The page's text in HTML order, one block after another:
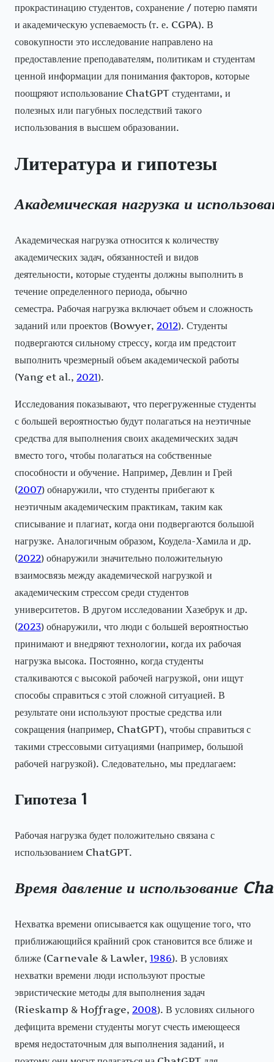
прокрастинацию студентов, сохранение / потерю памяти
и академическую успеваемость (т. е. CGPA). В
совокупности это исследование направлено на
предоставление преподавателям, политикам и студентам
ценной информации для понимания факторов, которые
поощряют использование ChatGPT студентами, и
полезных или пагубных последствий такого
использования в высшем образовании.
Литература и гипотезы
Академическая нагрузка и
Академическая нагрузка относится к количеству
академических задач, обязанностей и видов
деятельности, которые студенты должны выполнить в
течение определенного периода, обычно
семестра. Рабочая нагрузка включает объем и сложность
заданий или проектов (Bowyer, 2012). Студенты
подвергаются сильному стрессу, когда им предстоит
выполнить чрезмерный объем академической работы
(Yang et al., 2021).
Исследования показывают, что перегруженные студенты
с большей вероятностью будут полагаться на неэтичные
средства для выполнения своих академических задач
вместо того, чтобы полагаться на собственные
способности и обучение. Например, Девлин и Грей
(2007) обнаружили, что студенты прибегают к
неэтичным академическим практикам, таким как
списывание и плагиат, когда они подвергаются большой
нагрузке. Аналогичным образом, Коудела-Хамила и др.
(2022) обнаружили значительно положительную
взаимосвязь между академической нагрузкой и
академическим стрессом среди студентов
университетов. В другом исследовании Хазебрук и др.
(2023) обнаружили, что люди с большей вероятностью
принимают и внедряют технологии, когда их рабочая
нагрузка высока. Постоянно, когда студенты
сталкиваются с высокой рабочей нагрузкой, они ищут
способы справиться с этой сложной ситуацией. В
результате они используют простые средства или
сокращения (например, ChatGPT), чтобы справиться с
такими стрессовыми ситуациями (например, большой
рабочей нагрузкой). Следовательно, мы предлагаем:
Гипотеза 1
Рабочая нагрузка будет положительно связана с
использованием ChatGPT.
Время давление и использование
Нехватка времени описывается как ощущение того, что
приближающийся крайний срок становится все ближе и
ближе (Carnevale & Lawler, 1986). В условиях
нехватки времени люди используют простые
эвристические методы для выполнения задач
(Rieskamp & Hoffrage, 2008). В условиях сильного
дефицита времени студенты могут счесть имеющееся
время недостаточным для выполнения заданий, и